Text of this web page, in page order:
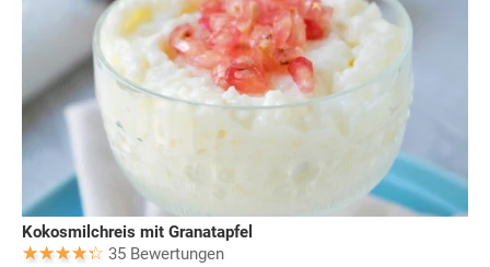
Kokosmilchreis mit Granatapfel
35 Bewertungen